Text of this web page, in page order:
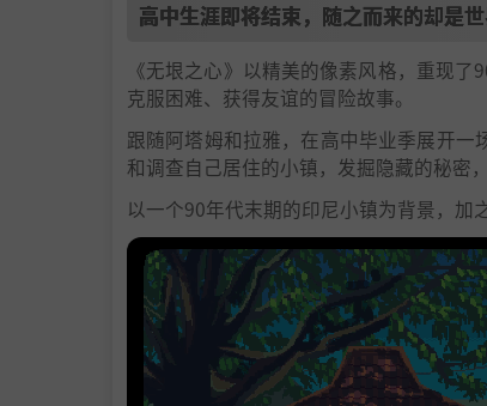
高中生涯即将结束，随之而来的却是
《无垠之心》以精美的像素风格，重现
克服困难、获得友谊的冒险故事。
跟随阿塔姆和拉雅，在高中毕业季展开
和调查自己居住的小镇，发掘隐藏的秘密
以一个90年代末期的印尼小镇为背景，加